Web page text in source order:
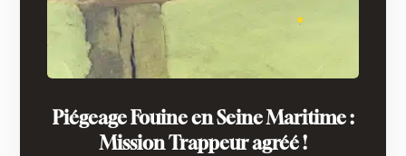
Piégeage Fouine en Seine Maritime :
Mission Trappeur agréé !